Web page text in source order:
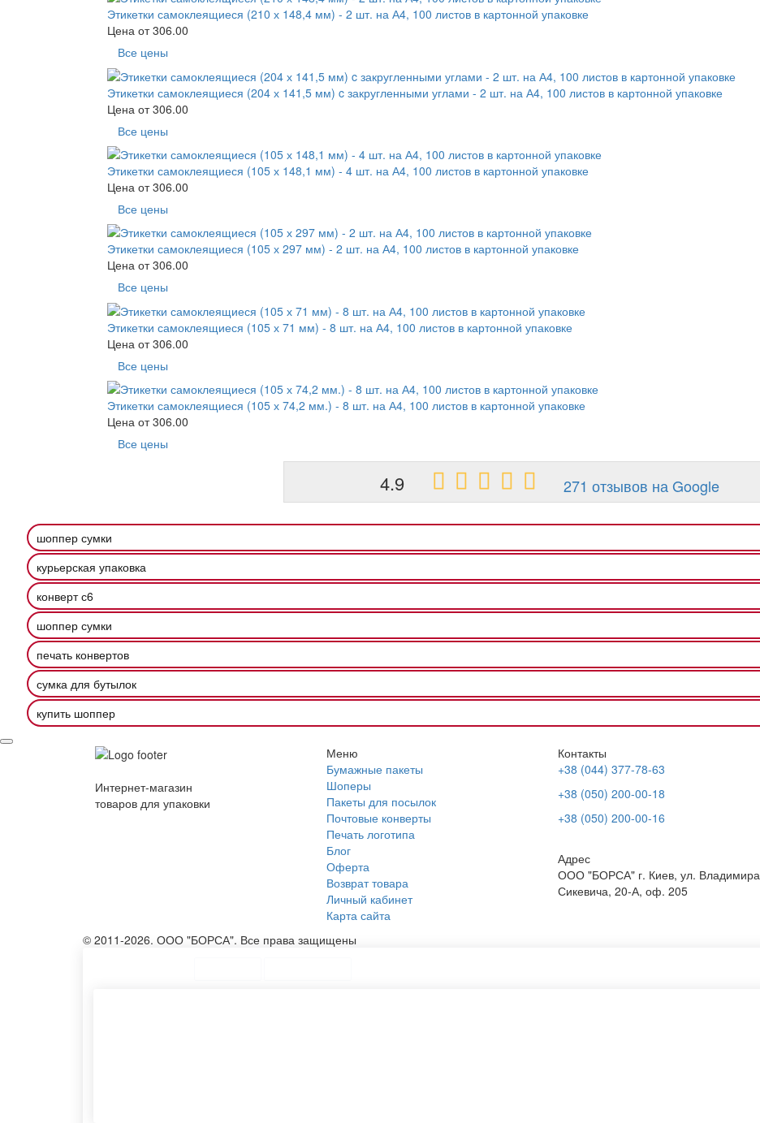
Этикетки самоклеящиеся (210 х 148,4 мм) - 2 шт. на А4, 100 листов в картонной упаковке
Цена от306.00
Все цены
Этикетки самоклеящиеся (204 х 141,5 мм) c закругленными углами - 2 шт. на А4, 100 листов в картонной упаковке
Цена от306.00
Все цены
Этикетки самоклеящиеся (105 х 148,1 мм) - 4 шт. на А4, 100 листов в картонной упаковке
Цена от306.00
Все цены
Этикетки самоклеящиеся (105 х 297 мм) - 2 шт. на А4, 100 листов в картонной упаковке
Цена от306.00
Все цены
Этикетки самоклеящиеся (105 х 71 мм) - 8 шт. на А4, 100 листов в картонной упаковке
Цена от306.00
Все цены
Этикетки самоклеящиеся (105 х 74,2 мм.) - 8 шт. на А4, 100 листов в картонной упаковке
Цена от306.00
Все цены
4.9 271 отзывов на Google
шоппер сумки
курьерская упаковка
конверт с6
шоппер сумки
печать конвертов
сумка для бутылок
купить шоппер
Интернет-магазин
товаров для упаковки
Меню
Бумажные пакеты
Шоперы
Пакеты для посылок
Почтовые конверты
Печать логотипа
Блог
Оферта
Возврат товара
Личный кабинет
Карта сайта
Контакты
+38 (044) 377-78-63
+38 (050) 200-00-18
+38 (050) 200-00-16
Адрес
ООО "БОРСА" г. Киев, ул. Владимира
Сикевича, 20-А, оф. 205
© 2011-2026. ООО "БОРСА". Все права защищены